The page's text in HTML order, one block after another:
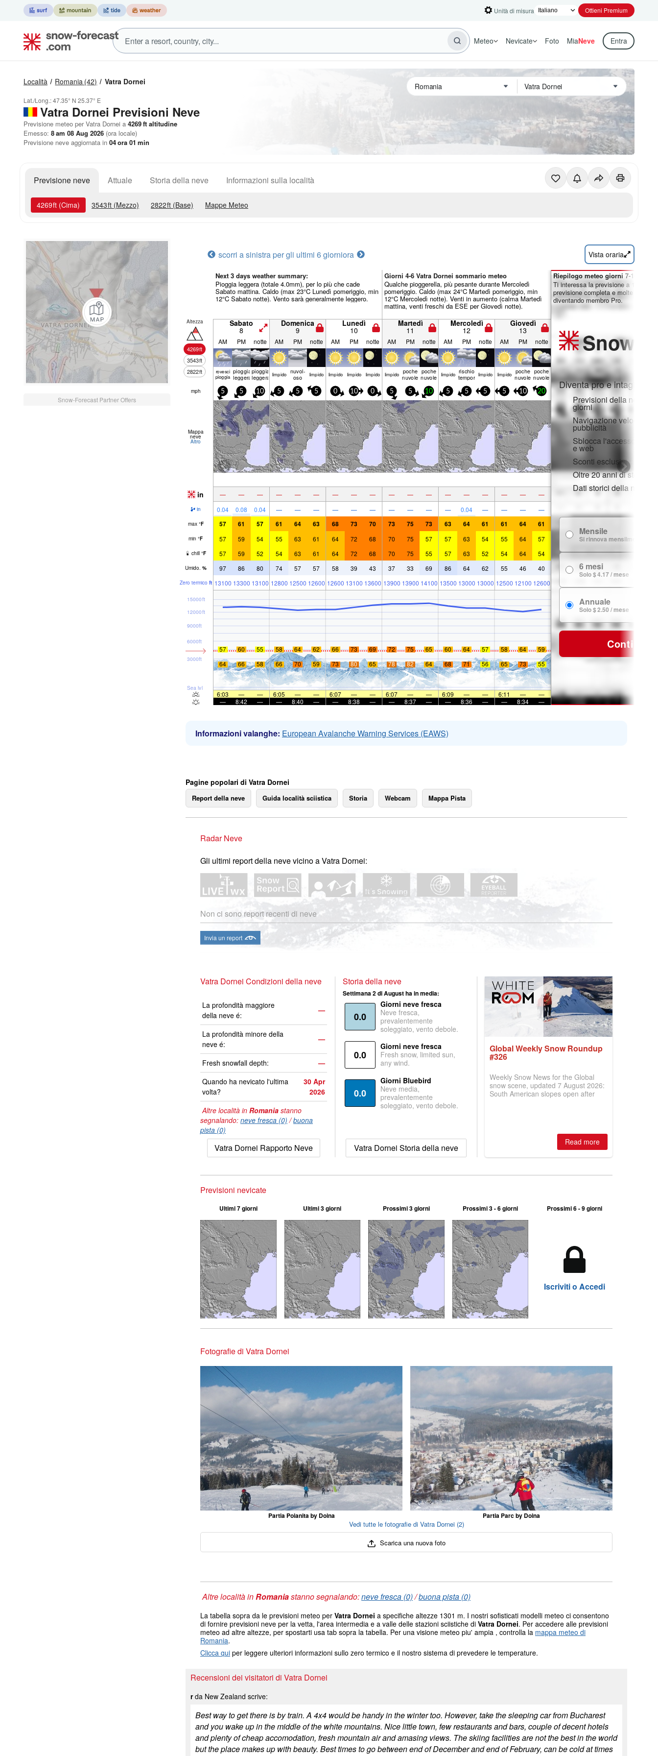
Unità di misura Ottieni Premium
Meteo Nevicate Foto MiaNeve Entra
Località Romania (42) Vatra Dornei
Lat./Long.:47.35° N 25.37° E
Vatra Dornei Previsioni Neve
Previsione meteo per Vatra Dornei a 4269ft altitudine
Emesso: 8 am 08 Aug 2026 (ora locale)
Previsione neve aggiornata in 04ora 01 min
Previsione neve Attuale Storia della neve Informazioni sulla località
4269ft (Cima) 3543ft (Mezzo) 2822ft (Base) Mappe Meteo
Snow-Forecast Partner Offers
scorri a sinistra per gli ultimi 6 giorniora Vista oraria
Next 3 days weather summary:
Pioggia leggera (totale 4.0mm), per lo più che cade
Sabato mattina. Caldo (max 23°C Lunedì pomeriggio, min
12°C Sabato notte). Vento sarà generalmente leggero.
Giorni 4-6 Vatra Dornei sommario meteo
Qualche pioggerella, più pesante durante Mercoledì
pomeriggio. Caldo (max 24°C Martedì pomeriggio, min
12°C Mercoledì notte). Venti in aumento (calma Martedì
mattina, venti freschi da ESE per Giovedì notte).
Altezza
4269ft
3543ft
2822ft
Sabato
8
Domenica
9
Lunedì
10
Martedì
11
Mercoledì
12
Giovedì
13
AM PM notte AM PM notte AM PM notte AM PM notte AM PM notte AM PM notte
rovesci
pioggia
pioggia
leggera
pioggia
leggera limp­ido nuvol-
oso limp­ido limp­ido limp­ido limp­ido limp­ido poche
nuvole
poche
nuvole limp­ido rischio
temporalelimp­ido limp­ido poche
nuvole
poche
nuvole
mph 5 5 10 5 5 5 0 10 0 5 5 10 5 5 5 5 10 20
Mappa
neve
Altro
in — — — — — — — — — — — — — — — — — —
in 0.04 0.08 0.04 — — — — — — — — — — 0.04 — — — —
max °F 57 61 57 61 64 63 68 73 70 73 75 73 63 64 61 61 64 61
min °F 57 59 54 55 63 61 64 72 68 70 75 57 57 63 54 55 64 57
chill °F 57 59 52 54 63 61 64 72 68 70 75 55 57 63 52 54 64 54
Umido. % 97 86 80 74 57 57 58 39 43 37 33 69 86 64 62 55 46 40
Zero termico ft 13100 13300 13100 12800 12500 12600 12600 13100 13600 13900 13900 14100 13500 13000 13000 12500 12100 12600
Sea lvl
3000ft
6000ft
9000ft
12000ft
15000ft
57 60 55 58 64 62 66 73 69 72 75 65 60 64 57 58 64
59
64
66 58 66 70 59 73 80 65 78 82 64 68 71 56 65 73 55
6:03 — — 6:05 — — 6:07 — — 6:07 — — 6:09 — — 6:11 —
—
—
8:42 — — 8:40 — — 8:38 — — 8:37 — — 8:36 — — 8:34 —
Riepilogo meteo giorni 7-16:
Ti interessa la previsione a 16
previsione completa e molte altre
diventando membro Pro.
Snow
Diventa pro e intaglia:
Previsioni della neve
giorni
Navigazione veloce
pubblicità
Sblocca l'accesso
e web
Sconti esclusivi per i
Oltre 20 anni di storia
Dati storici della neve
Mensile
Si rinnova mensilmente
6 mesi
Solo $ 4.17 / mese
Annuale
Solo $ 2.50 / mese
Continua
Informazioni valanghe: European Avalanche Warning Services (EAWS)
Pagine popolari di Vatra Dornei
Report della neve Guida località sciistica Storia Webcam Mappa Pista
Radar Neve
Gli ultimi report della neve vicino a Vatra Dornei:
Non ci sono report recenti di neve
Invia un report
Vatra Dornei Condizioni della neve
La profondità maggiore
della neve é:
—
La profondità minore della
neve é:
—
Fresh snowfall depth:
—
Quando ha nevicato l'ultima
volta?
30 Apr
2026
Altre località in Romania stanno
segnalando: neve fresca (0) /buona
pista (0)
Vatra Dornei Rapporto Neve
Storia della neve
Settimana 2 di August ha in media:
0.0
Giorni neve fresca
Neve fresca,
prevalentemente
soleggiato, vento debole.
0.0
Giorni neve fresca
Fresh snow, limited sun,
any wind.
0.0
Giorni Bluebird
Neve media,
prevalentemente
soleggiato, vento debole.
Vatra Dornei Storia della neve
Global Weekly Snow Roundup
#326
Weekly Snow News for the Global
snow scene, updated 7 August 2026:
South American slopes open after
two outdoor areas still open.
Read more
Previsioni nevicate
Ultimi 7 giorni Ultimi 3 giorni Prossimi 3 giorni Prossimi 3 - 6 giorni Prossimi 6 - 9 giorni
Iscriviti o Accedi
Fotografie di Vatra Dornei
Partia Poianita by Doina Partia Parc by Doina
Vedi tutte le fotografie di Vatra Dornei (2)
Scarica una nuova foto
Altre località inRomaniastanno segnalando:neve fresca (0)/buona pista (0)
La tabella sopra da le previsioni meteo per Vatra Dornei a specifiche altezze 1301 m. I nostri sofisticati modelli meteo ci consentono
di fornire previsioni neve per la vetta, l'area intermedia e a valle delle stazioni sciistiche di Vatra Dornei. Per accedere alle previsioni
meteo ad altre altezze, per spostarti usa tab sopra la tabella. Per una visione meteo piu' ampia , controlla la mappa meteo di
Romania.
Clicca qui per leggere ulteriori informazioni sullo zero termico e il nostro sistema di prevedere le temperature.
Recensioni dei visitatori di Vatra Dornei
rda New Zealand scrive:
Best way to get there is by train. A 4x4 would be handy in the winter too. However, take the sleeping car from Bucharest
and you wake up in the middle of the white mountains. Nice little town, few restaurants and bars, couple of decent hotels
and plenty of cheap accomodation, fresh mountain air and amasing views. The skiing facilities are not the best in the world
but the place makes up with beauty. Best times to go between end of December and end of February, can be cold at times